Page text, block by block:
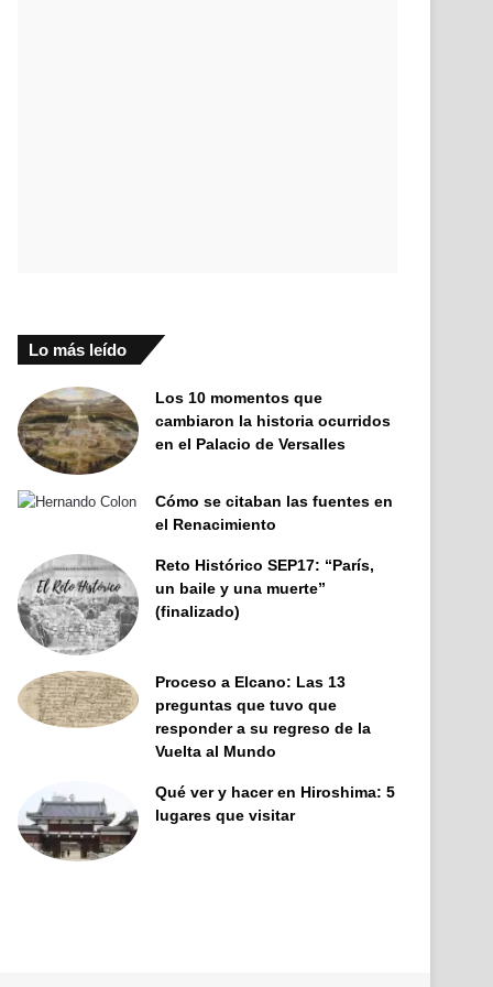
Lo más leído
Los 10 momentos que
cambiaron la historia ocurridos
en el Palacio de Versalles
Cómo se citaban las fuentes en
el Renacimiento
Reto Histórico SEP17: “París,
un baile y una muerte”
(finalizado)
Proceso a Elcano: Las 13
preguntas que tuvo que
responder a su regreso de la
Vuelta al Mundo
Qué ver y hacer en Hiroshima: 5
lugares que visitar